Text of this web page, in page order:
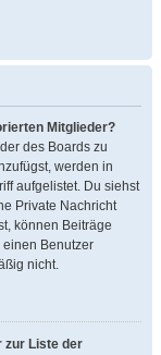
Mitglieder?
des Boards zu
werden in
aufgelistet. Du siehst
Private Nachricht
können Beiträge
Benutzer
nicht.
zur Liste der